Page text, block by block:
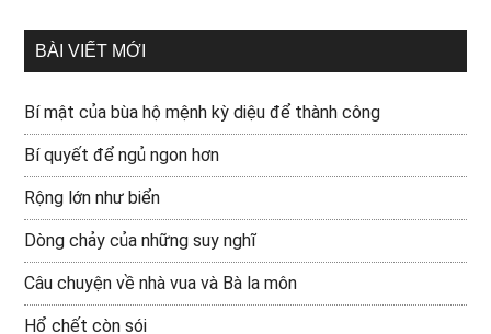
BÀI VIẾT MỚI
Bí mật của bùa hộ mệnh kỳ diệu để thành công
Bí quyết để ngủ ngon hơn
Rộng lớn như biển
Dòng chảy của những suy nghĩ
Câu chuyện về nhà vua và Bà la môn
Hổ chết còn sói